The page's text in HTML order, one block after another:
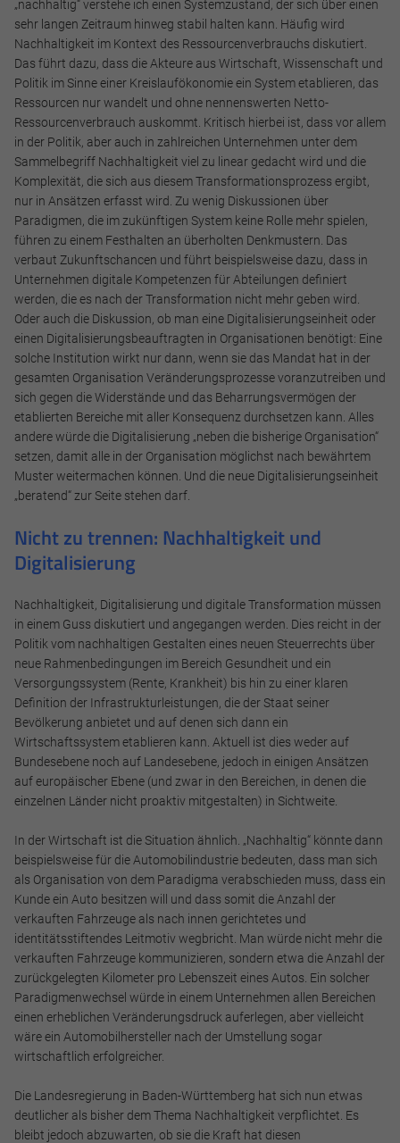
„nachhaltig“ verstehe ich einen Systemzustand, der sich über einen
sehr langen Zeitraum hinweg stabil halten kann. Häufig wird
Nachhaltigkeit im Kontext des Ressourcenverbrauchs diskutiert.
Das führt dazu, dass die Akteure aus Wirtschaft, Wissenschaft und
Politik im Sinne einer Kreislaufökonomie ein System etablieren, das
Ressourcen nur wandelt und ohne nennenswerten Netto-
Ressourcenverbrauch auskommt. Kritisch hierbei ist, dass vor allem
in der Politik, aber auch in zahlreichen Unternehmen unter dem
Sammelbegriff Nachhaltigkeit viel zu linear gedacht wird und die
Komplexität, die sich aus diesem Transformationsprozess ergibt,
nur in Ansätzen erfasst wird. Zu wenig Diskussionen über
Paradigmen, die im zukünftigen System keine Rolle mehr spielen,
führen zu einem Festhalten an überholten Denkmustern. Das
verbaut Zukunftschancen und führt beispielsweise dazu, dass in
Unternehmen digitale Kompetenzen für Abteilungen definiert
werden, die es nach der Transformation nicht mehr geben wird.
Oder auch die Diskussion, ob man eine Digitalisierungseinheit oder
einen Digitalisierungsbeauftragten in Organisationen benötigt: Eine
solche Institution wirkt nur dann, wenn sie das Mandat hat in der
gesamten Organisation Veränderungsprozesse voranzutreiben und
sich gegen die Widerstände und das Beharrungsvermögen der
etablierten Bereiche mit aller Konsequenz durchsetzen kann. Alles
andere würde die Digitalisierung „neben die bisherige Organisation“
setzen, damit alle in der Organisation möglichst nach bewährtem
Muster weitermachen können. Und die neue Digitalisierungseinheit
„beratend“ zur Seite stehen darf.
Nicht zu trennen: Nachhaltigkeit und
Digitalisierung
Nachhaltigkeit, Digitalisierung und digitale Transformation müssen
in einem Guss diskutiert und angegangen werden. Dies reicht in der
Politik vom nachhaltigen Gestalten eines neuen Steuerrechts über
neue Rahmenbedingungen im Bereich Gesundheit und ein
Versorgungssystem (Rente, Krankheit) bis hin zu einer klaren
Definition der Infrastrukturleistungen, die der Staat seiner
Bevölkerung anbietet und auf denen sich dann ein
Wirtschaftssystem etablieren kann. Aktuell ist dies weder auf
Bundesebene noch auf Landesebene, jedoch in einigen Ansätzen
auf europäischer Ebene (und zwar in den Bereichen, in denen die
einzelnen Länder nicht proaktiv mitgestalten) in Sichtweite.
In der Wirtschaft ist die Situation ähnlich. „Nachhaltig“ könnte dann
beispielsweise für die Automobilindustrie bedeuten, dass man sich
als Organisation von dem Paradigma verabschieden muss, dass ein
Kunde ein Auto besitzen will und dass somit die Anzahl der
verkauften Fahrzeuge als nach innen gerichtetes und
identitätsstiftendes Leitmotiv wegbricht. Man würde nicht mehr die
verkauften Fahrzeuge kommunizieren, sondern etwa die Anzahl der
zurückgelegten Kilometer pro Lebenszeit eines Autos. Ein solcher
Paradigmenwechsel würde in einem Unternehmen allen Bereichen
einen erheblichen Veränderungsdruck auferlegen, aber vielleicht
wäre ein Automobilhersteller nach der Umstellung sogar
wirtschaftlich erfolgreicher.
Die Landesregierung in Baden-Württemberg hat sich nun etwas
deutlicher als bisher dem Thema Nachhaltigkeit verpflichtet. Es
bleibt jedoch abzuwarten, ob sie die Kraft hat diesen
Marketing und Statistik
Marketing und Statistik Cookies werden verwendet, um
anonymes Tracking zu aktivieren. Hierbei werden können
anonymisierte Daten an eventuelle Drittanbieter
weitergeleitet.
Cookie Informationen anzeigen
Alle akzeptieren
Speichern
Ablehnen
Impressum Datenschutz